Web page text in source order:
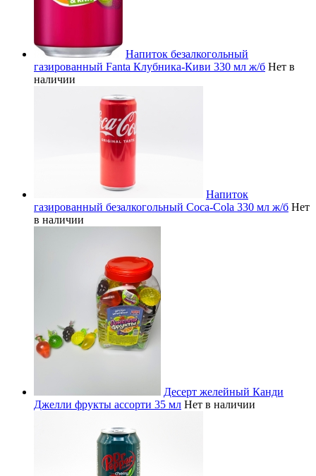
Напиток безалкогольный
газированный Fanta Клубника-Киви 330 мл ж/б Нет в
наличии
Напиток
газированный безалкогольный Coca-Cola 330 мл ж/б Нет
в наличии
Десерт желейный Канди
Джелли фрукты ассорти 35 мл Нет в наличии